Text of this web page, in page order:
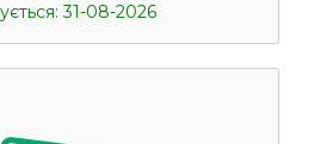
31-08-2026